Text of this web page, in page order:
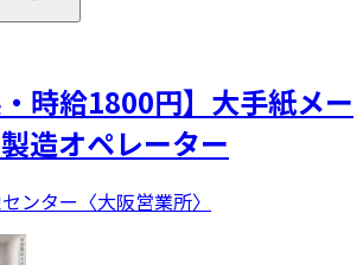
・時給1800円】大手紙メー
造オペレーター
ンター〈大阪営業所〉